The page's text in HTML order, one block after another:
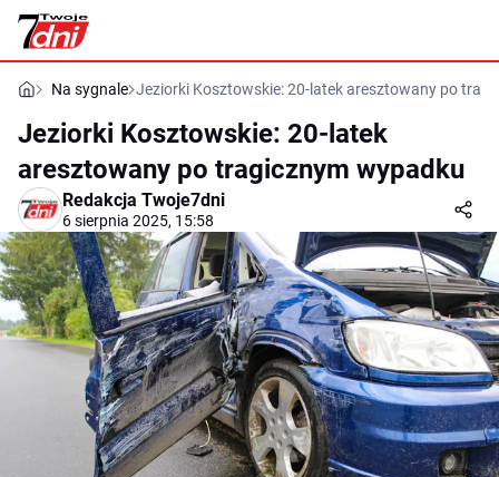
Na sygnale Jeziorki Kosztowskie: 20-latek aresztowany po
Jeziorki Kosztowskie: 20-latek
aresztowany po tragicznym wypadku
Redakcja Twoje7dni
6 sierpnia 2025, 15:58